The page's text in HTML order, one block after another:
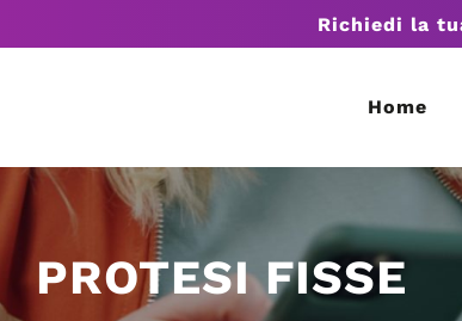
Richiedi la
Home
PROTESI FISSE